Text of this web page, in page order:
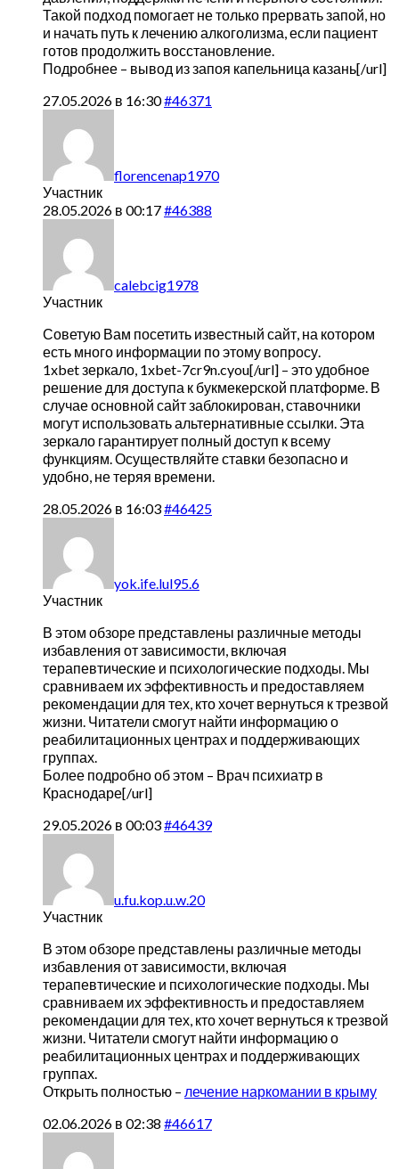
Такой подход помогает не только прервать запой, но
и начать путь к лечению алкоголизма, если пациент
готов продолжить восстановление.
Подробнее – вывод из запоя капельница казань[/url]
27.05.2026 в 16:30#46371
florencenap1970
Участник
28.05.2026 в 00:17#46388
calebcig1978
Участник
Советую Вам посетить известный сайт, на котором
есть много информации по этому вопросу.
1xbet зеркало, 1xbet-7cr9n.cyou[/url] – это удобное
решение для доступа к букмекерской платформе. В
случае основной сайт заблокирован, ставочники
могут использовать альтернативные ссылки. Эта
зеркало гарантирует полный доступ к всему
функциям. Осуществляйте ставки безопасно и
удобно, не теряя времени.
28.05.2026 в 16:03#46425
yok.ife.lul95.6
Участник
В этом обзоре представлены различные методы
избавления от зависимости, включая
терапевтические и психологические подходы. Мы
сравниваем их эффективность и предоставляем
рекомендации для тех, кто хочет вернуться к трезвой
жизни. Читатели смогут найти информацию о
реабилитационных центрах и поддерживающих
группах.
Более подробно об этом – Врач психиатр в
Краснодаре[/url]
29.05.2026 в 00:03#46439
u.fu.kop.u.w.20
Участник
В этом обзоре представлены различные методы
избавления от зависимости, включая
терапевтические и психологические подходы. Мы
сравниваем их эффективность и предоставляем
рекомендации для тех, кто хочет вернуться к трезвой
жизни. Читатели смогут найти информацию о
реабилитационных центрах и поддерживающих
группах.
Открыть полностью – лечение наркомании в крыму
02.06.2026 в 02:38 #46617